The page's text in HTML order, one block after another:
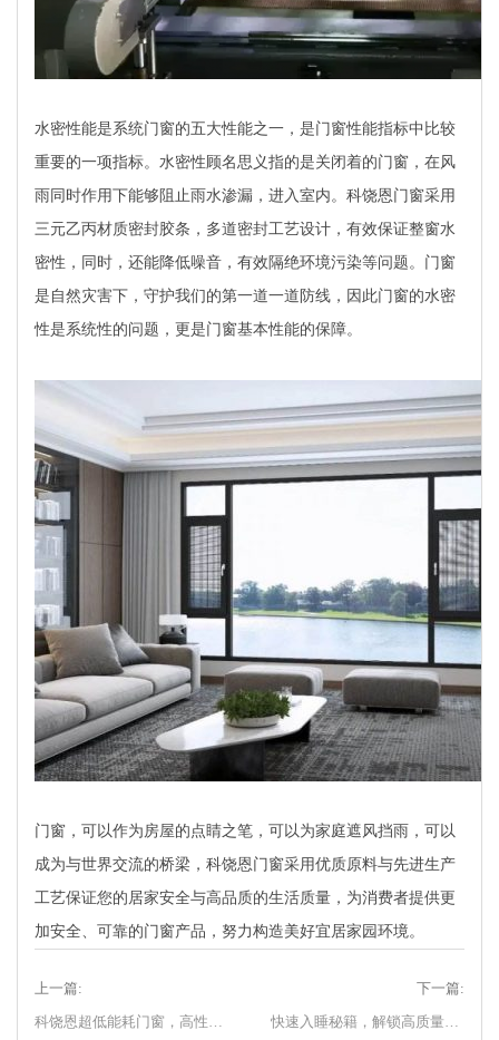
水密性能是系统门窗的五大性能之一，是门窗性能指标中比较
重要的一项指标。水密性顾名思义指的是关闭着的门窗，在风
雨同时作用下能够阻止雨水渗漏，进入室内。科饶恩门窗采用
三元乙丙材质密封胶条，多道密封工艺设计，有效保证整窗水
密性，同时，还能降低噪音，有效隔绝环境污染等问题。门窗
是自然灾害下，守护我们的第一道一道防线，因此门窗的水密
性是系统性的问题，更是门窗基本性能的保障。
门窗，可以作为房屋的点睛之笔，可以为家庭遮风挡雨，可以
成为与世界交流的桥梁，科饶恩门窗采用优质原料与先进生产
工艺保证您的居家安全与高品质的生活质量，为消费者提供更
加安全、可靠的门窗产品，努力构造美好宜居家园环境。
上一篇:
科饶恩超低能耗门窗，高性能门窗的践行者
下一篇:
快速入睡秘籍，解锁高质量睡眠